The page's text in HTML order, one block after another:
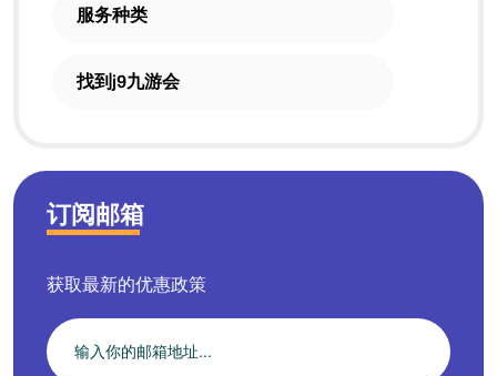
服务种类
找到j9九游会
订阅邮箱
获取最新的优惠政策